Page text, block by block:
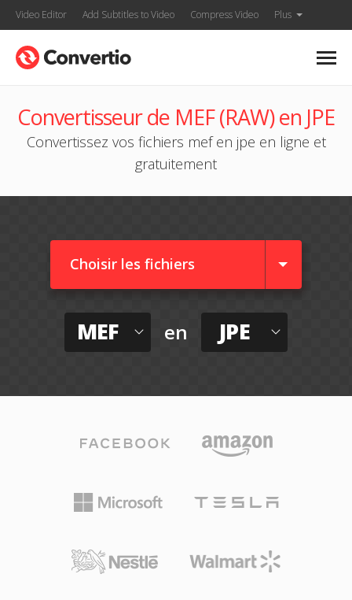
Video Editor Add Subtitles to Video Compress Video Plus
Convertisseur de MEF (RAW) en JPE
Convertissez vos fichiers mef en jpe en ligne et
gratuitement
Choisir les fichiers
MEF en JPE